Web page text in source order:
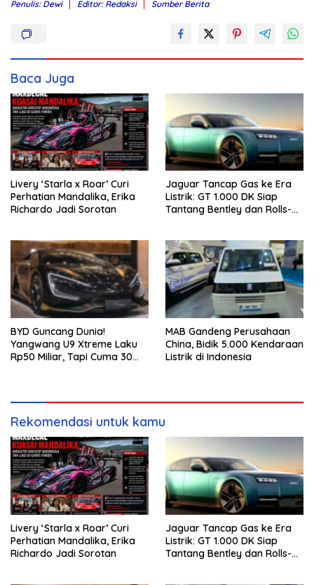
Penulis: Dewi Editor: Redaksi Sumber Berita
Baca Juga
Livery ‘Starla x Roar’ Curi
Perhatian Mandalika, Erika
Richardo Jadi Sorotan
Jaguar Tancap Gas ke Era
Listrik: GT 1.000 DK Siap
Tantang Bentley dan Rolls-
BYD Guncang Dunia!
Yangwang U9 Xtreme Laku
Rp50 Miliar, Tapi Cuma 30
MAB Gandeng Perusahaan
China, Bidik 5.000 Kendaraan
Listrik di Indonesia
Rekomendasi untuk kamu
Livery ‘Starla x Roar’ Curi
Perhatian Mandalika, Erika
Richardo Jadi Sorotan
Jaguar Tancap Gas ke Era
Listrik: GT 1.000 DK Siap
Tantang Bentley dan Rolls-